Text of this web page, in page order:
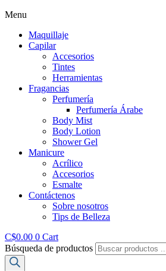
Menu
Maquillaje
Capilar
Accesorios
Tintes
Herramientas
Fragancias
Perfumería
Perfumería Árabe
Body Mist
Body Lotion
Shower Gel
Manicure
Acrílico
Accesorios
Esmalte
Contáctenos
Sobre nosotros
Tips de Belleza
C$0.00 0 Cart
Búsqueda de productos